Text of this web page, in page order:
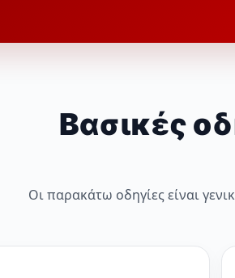
Βασικές
Οι παρακάτω οδηγίες είναι